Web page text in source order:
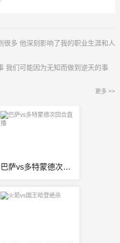
很多 他深刻影响了我的职业生涯和人
我们可能因为无知而做到逆天的事
更多 >>
巴萨vs多特蒙德次回合直播